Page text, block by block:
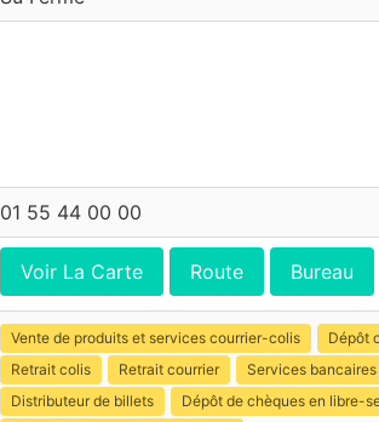
01 55 44 00 00
Voir La Carte Route Bureau
Vente de produits et services courrier-colis
Dépôt
Retrait colis
Retrait courrier
Services bancaires
Distributeur de billets
Dépôt de chèques en libre-